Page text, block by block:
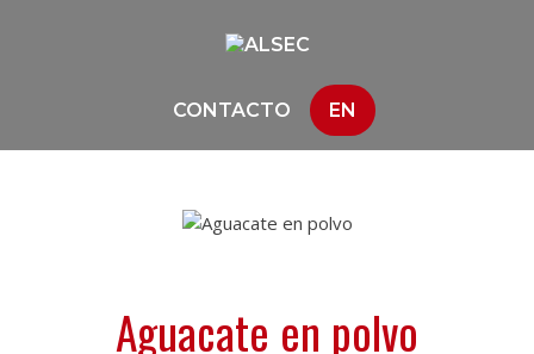
CONTACTO EN
Aguacate en polvo